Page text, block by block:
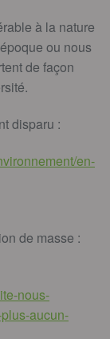
à la nature
ou nous
de façon
disparu :
en-
de masse :
nous-
aucun-